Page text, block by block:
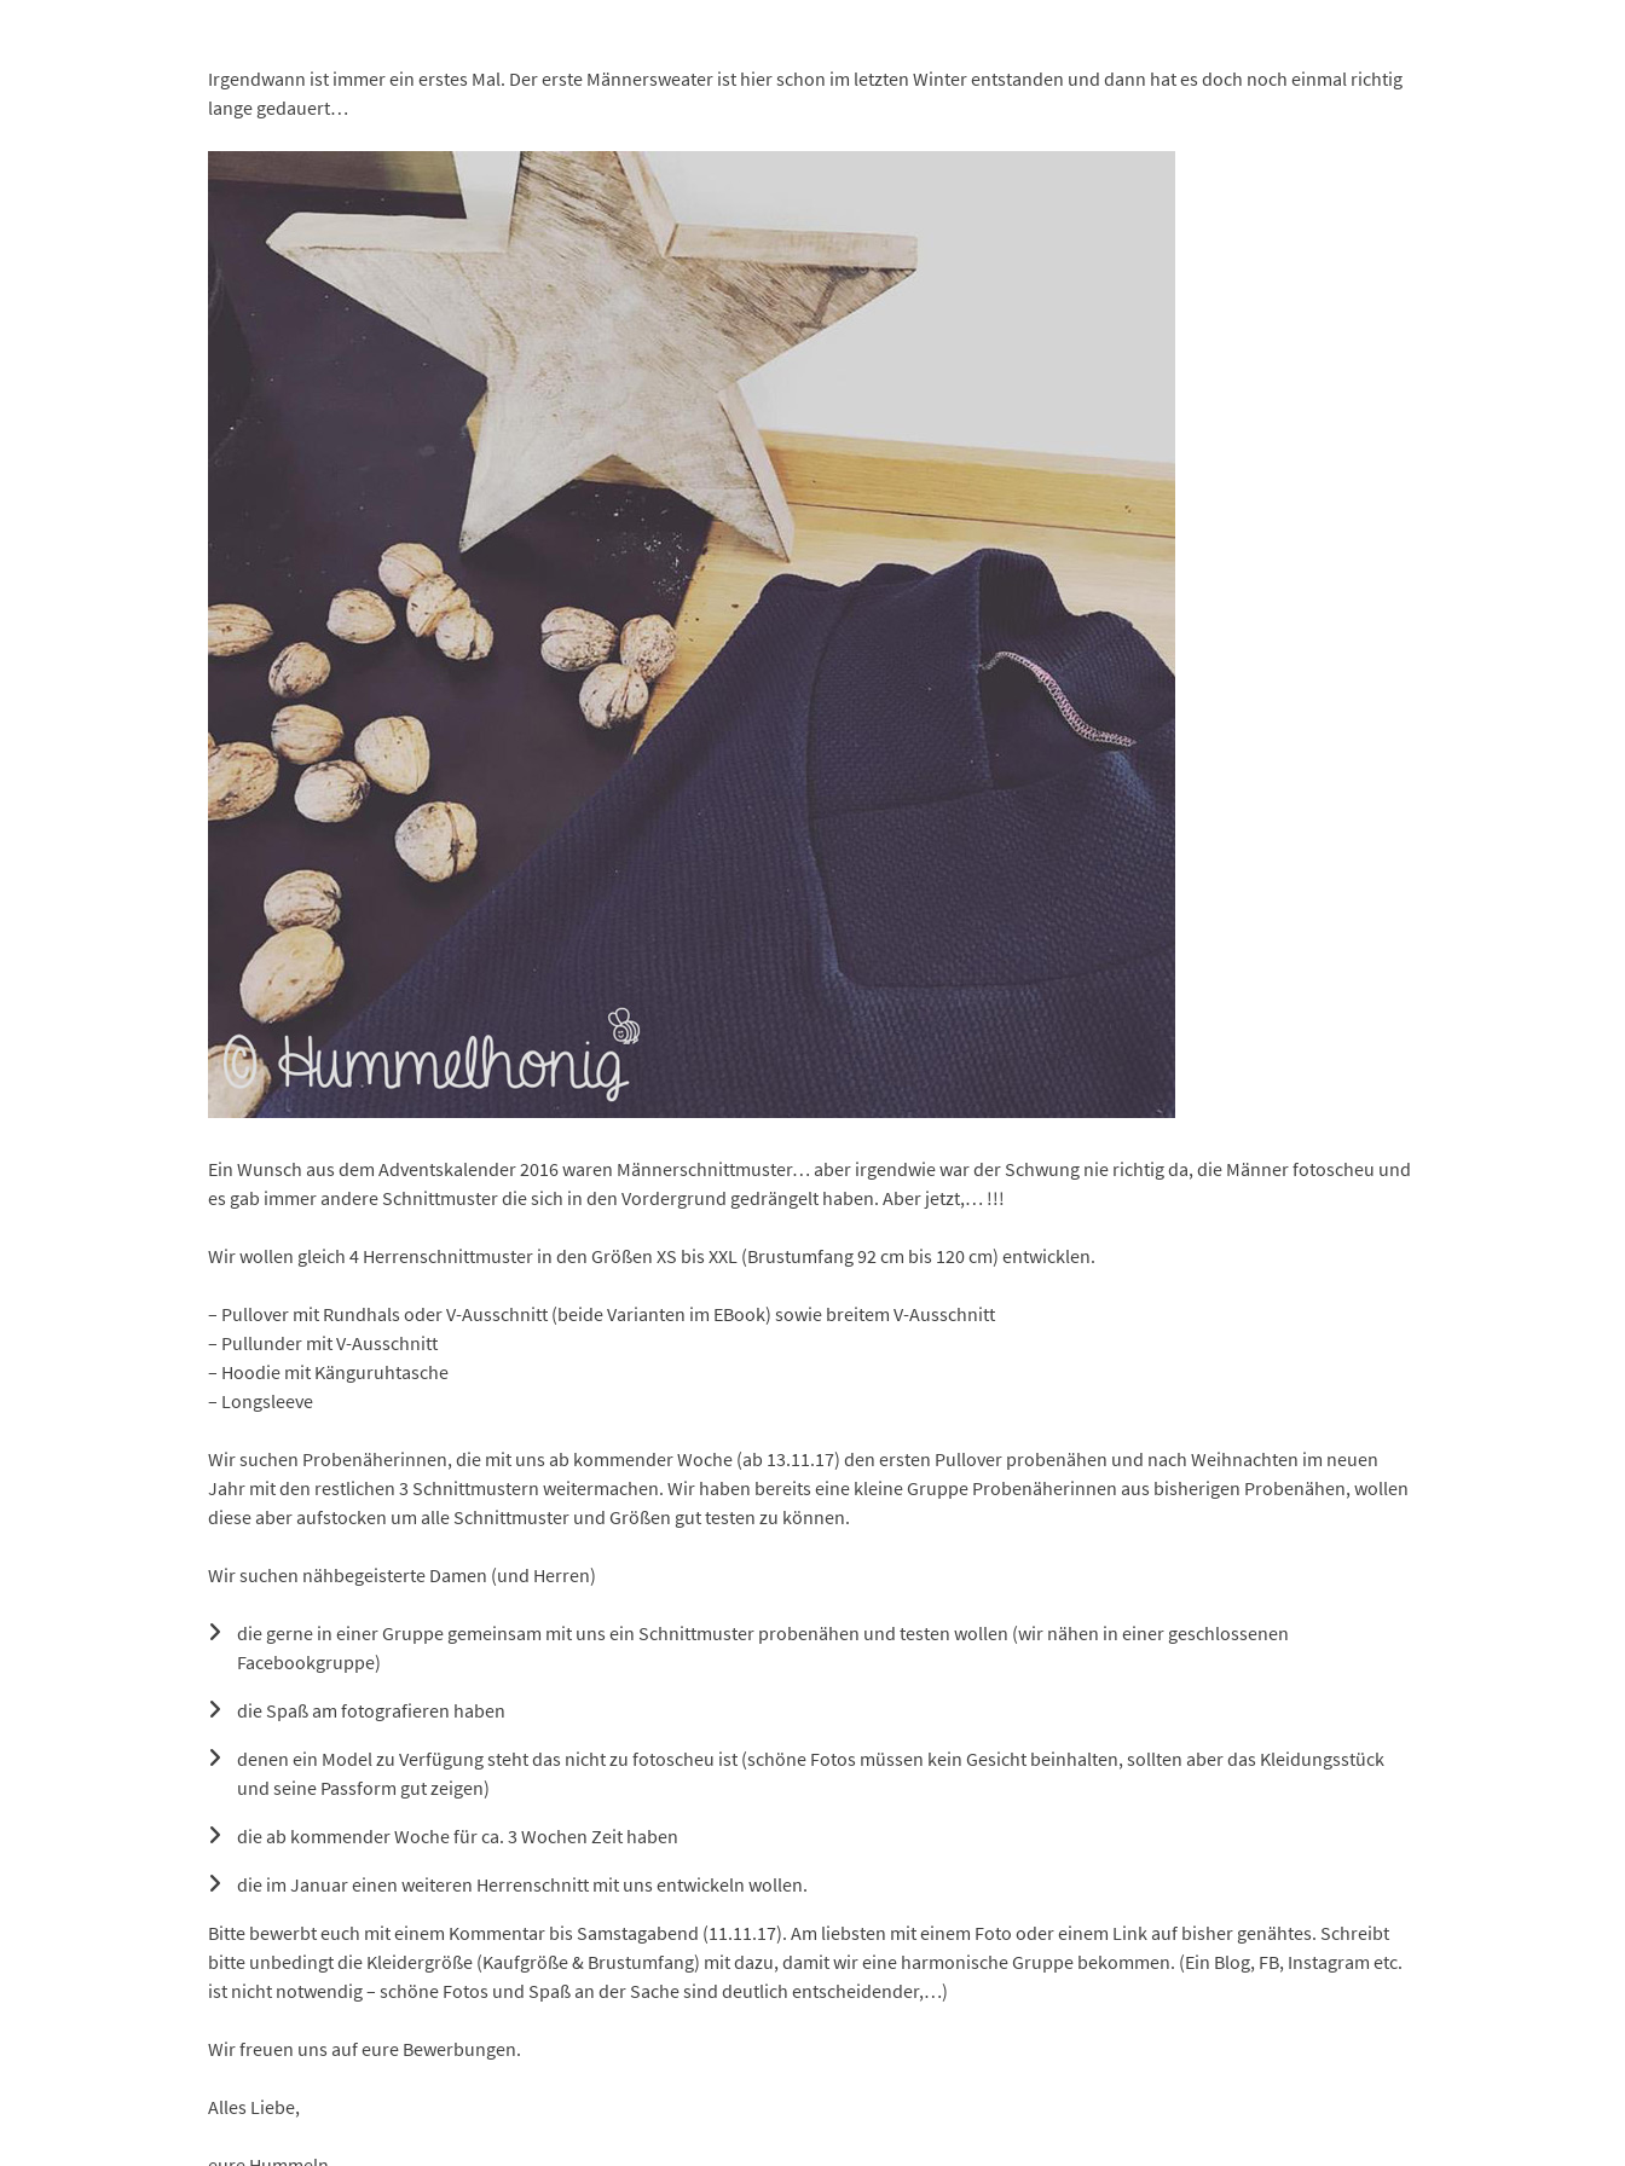
Irgendwann ist immer ein erstes Mal. Der erste Männersweater ist hier schon im letzten Winter entstanden und dann hat es doch noch einmal richtig
lange gedauert…
Ein Wunsch aus dem Adventskalender 2016 waren Männerschnittmuster… aber irgendwie war der Schwung nie richtig da, die Männer fotoscheu und
es gab immer andere Schnittmuster die sich in den Vordergrund gedrängelt haben. Aber jetzt,… !!!
Wir wollen gleich 4 Herrenschnittmuster in den Größen XS bis XXL (Brustumfang 92 cm bis 120 cm) entwicklen.
– Pullover mit Rundhals oder V-Ausschnitt (beide Varianten im EBook) sowie breitem V-Ausschnitt
– Pullunder mit V-Ausschnitt
– Hoodie mit Känguruhtasche
– Longsleeve
Wir suchen Probenäherinnen, die mit uns ab kommender Woche (ab 13.11.17) den ersten Pullover probenähen und nach Weihnachten im neuen
Jahr mit den restlichen 3 Schnittmustern weitermachen. Wir haben bereits eine kleine Gruppe Probenäherinnen aus bisherigen Probenähen, wollen
diese aber aufstocken um alle Schnittmuster und Größen gut testen zu können.
Wir suchen nähbegeisterte Damen (und Herren)
die gerne in einer Gruppe gemeinsam mit uns ein Schnittmuster probenähen und testen wollen (wir nähen in einer geschlossenen
Facebookgruppe)
die Spaß am fotografieren haben
denen ein Model zu Verfügung steht das nicht zu fotoscheu ist (schöne Fotos müssen kein Gesicht beinhalten, sollten aber das Kleidungsstück
und seine Passform gut zeigen)
die ab kommender Woche für ca. 3 Wochen Zeit haben
die im Januar einen weiteren Herrenschnitt mit uns entwickeln wollen.
Bitte bewerbt euch mit einem Kommentar bis Samstagabend (11.11.17). Am liebsten mit einem Foto oder einem Link auf bisher genähtes. Schreibt
bitte unbedingt die Kleidergröße (Kaufgröße & Brustumfang) mit dazu, damit wir eine harmonische Gruppe bekommen. (Ein Blog, FB, Instagram etc.
ist nicht notwendig – schöne Fotos und Spaß an der Sache sind deutlich entscheidender,…)
Wir freuen uns auf eure Bewerbungen.
Alles Liebe,